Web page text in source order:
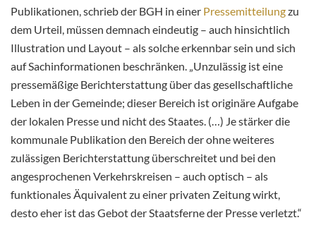
Publikationen, schrieb der BGH in einer Pressemitteilungzu
dem Urteil, müssen demnach eindeutig – auch hinsichtlich
Illustration und Layout – als solche erkennbar sein und sich
auf Sachinformationen beschränken. „Unzulässig ist eine
pressemäßige Berichterstattung über das gesellschaftliche
Leben in der Gemeinde; dieser Bereich ist originäre Aufgabe
der lokalen Presse und nicht des Staates. (…) Je stärker die
kommunale Publikation den Bereich der ohne weiteres
zulässigen Berichterstattung überschreitet und bei den
angesprochenen Verkehrskreisen – auch optisch – als
funktionales Äquivalent zu einer privaten Zeitung wirkt,
desto eher ist das Gebot der Staatsferne der Presse verletzt.“